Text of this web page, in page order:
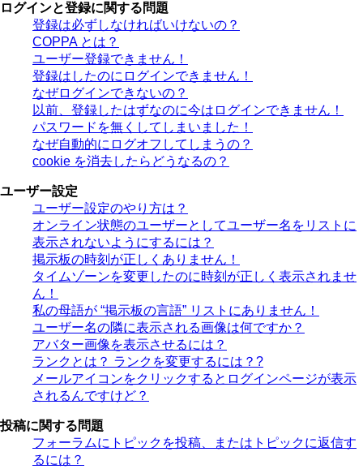
ログインと登録に関する問題
登録は必ずしなければいけないの？
COPPA とは？
ユーザー登録できません！
登録はしたのにログインできません！
なぜログインできないの？
以前、登録したはずなのに今はログインできません！
パスワードを無くしてしまいました！
なぜ自動的にログオフしてしまうの？
cookie を消去したらどうなるの？
ユーザー設定
ユーザー設定のやり方は？
オンライン状態のユーザーとしてユーザー名をリストに
表示されないようにするには？
掲示板の時刻が正しくありません！
タイムゾーンを変更したのに時刻が正しく表示されませ
ん！
私の母語が “掲示板の言語” リストにありません！
ユーザー名の隣に表示される画像は何ですか？
アバター画像を表示させるには？
ランクとは？ ランクを変更するには？?
メールアイコンをクリックするとログインページが表示
されるんですけど？
投稿に関する問題
フォーラムにトピックを投稿、またはトピックに返信す
るには？